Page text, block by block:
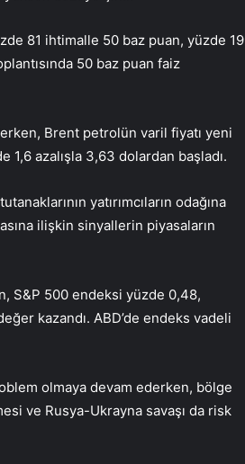
81 ihtimalle 50 baz puan, yüzde 19
50 baz puan faiz
Brent petrolün varil fiyatı yeni
1,6 azalışla 3,63 dolardan başladı.
yatırımcıların odağına
ilişkin sinyallerin piyasaların
S&P 500 endeksi yüzde 0,48,
kazandı. ABD’de endeks vadeli
olmaya devam ederken, bölge
ve Rusya-Ukrayna savaşı da risk